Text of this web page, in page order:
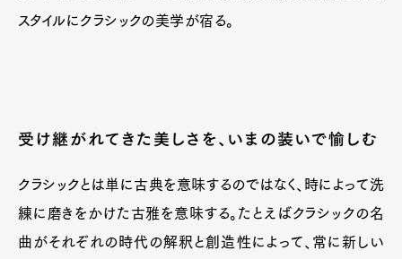
スタイルにクラシックの美学が宿る。
受け継がれてきた美しさを、いまの装いで愉しむ
クラシックとは単に古典を意味するのではなく、時によって洗
練に磨きをかけた古雅を意味する。たとえばクラシックの名
曲がそれぞれの時代の解釈と創造性によって、常に新しい